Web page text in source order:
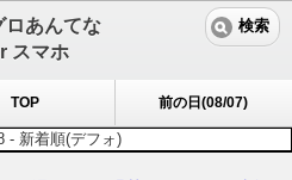
ロあんてな
スマホ
検索
TOP 前の日(08/07)
- 新着順(デフォ)